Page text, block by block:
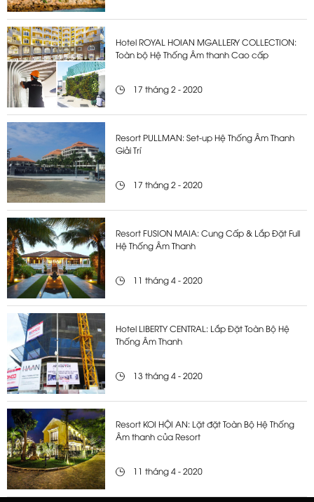
Hotel ROYAL HOIAN MGALLERY COLLECTION:
Toàn bộ Hệ Thống Âm thanh Cao cấp
17 tháng 2 - 2020
Resort PULLMAN: Set-up Hệ Thống Âm Thanh
Giải Trí
17 tháng 2 - 2020
Resort FUSION MAIA: Cung Cấp & Lắp Đặt Full
Hệ Thống Âm Thanh
11 tháng 4 - 2020
Hotel LIBERTY CENTRAL: Lắp Đặt Toàn Bộ Hệ
Thống Âm Thanh
13 tháng 4 - 2020
Resort KOI HỘI AN: Lặt đặt Toàn Bộ Hệ Thống
Âm thanh của Resort
11 tháng 4 - 2020